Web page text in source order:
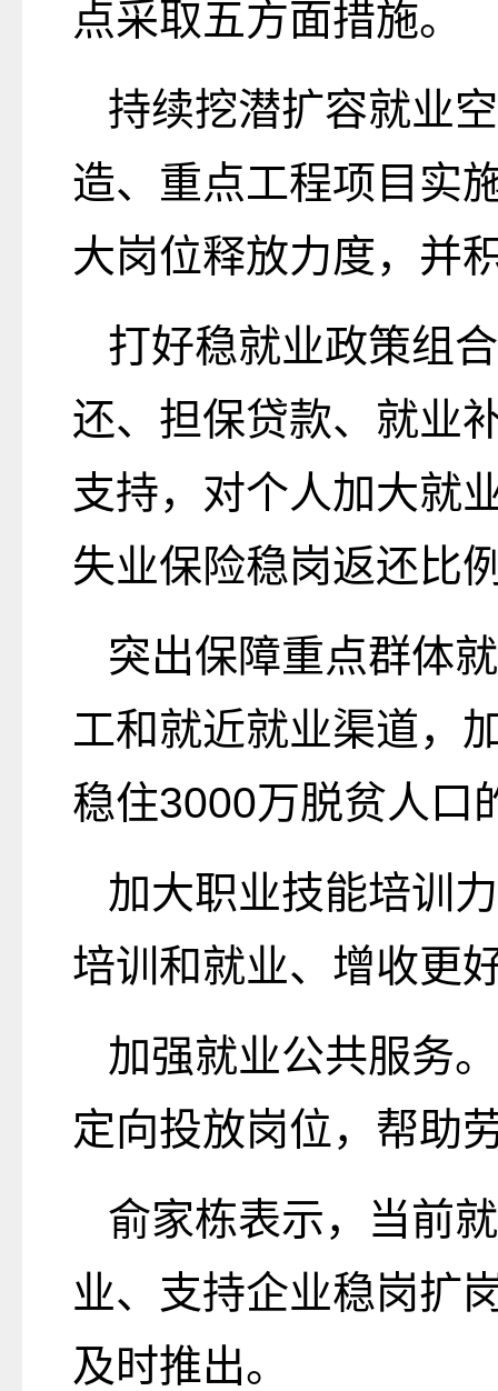
点采取五方面措施。
持续挖潜扩容就业
造、重点工程项目实
大岗位释放力度，并
打好稳就业政策组
还、担保贷款、就业
支持，对个人加大就
失业保险稳岗返还比
突出保障重点群体
工和就近就业渠道，
稳住3000万脱贫人口
加大职业技能培训
培训和就业、增收更
加强就业公共服务
定向投放岗位，帮助
俞家栋表示，当前
业、支持企业稳岗扩
及时推出。